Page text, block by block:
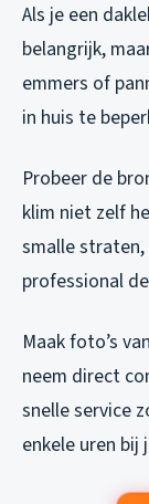
Als je een
belangrijk,
emmers of
in huis te
Probeer de
klim niet zelf
smalle straten,
professional
Maak foto’s
neem direct
snelle service
enkele uren